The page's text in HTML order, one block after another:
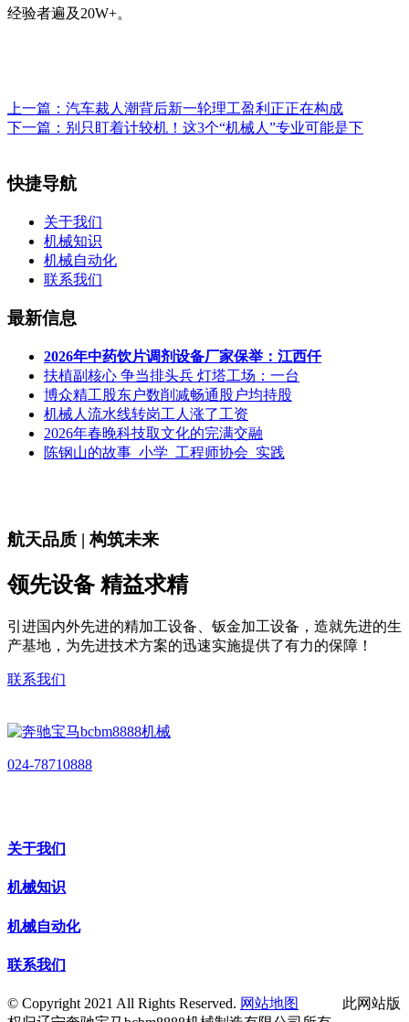
经验者遍及20W+。
上一篇： 汽车裁人潮背后新一轮理工盈利正正在构成
下一篇： 别只盯着计较机！这3个“机械人”专业可能是下
快捷导航
关于我们
机械知识
机械自动化
联系我们
最新信息
2026年中药饮片调剂设备厂家保举：江西仟
扶植副核心 争当排头兵 灯塔工场：一台
博众精工股东户数削减畅通股户均持股
机械人流水线转岗工人涨了工资
2026年春晚科技取文化的完满交融
陈钢山的故事_小学_工程师协会_实践
航天品质 | 构筑未来
领先设备 精益求精
引进国内外先进的精加工设备、钣金加工设备，造就先进的生
产基地，为先进技术方案的迅速实施提供了有力的保障！
联系我们
024-78710888
关于我们
机械知识
机械自动化
联系我们
© Copyright 2021 All Rights Reserved. 网站地图
此网站版